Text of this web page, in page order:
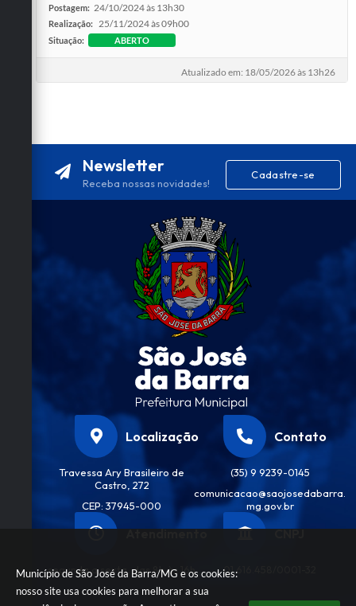
Município de São José da Barra/MG e os cookies:
nosso site usa cookies para melhorar a sua
Postagem: 24/10/2024 às 13h30
Realização: 25/11/2024 às 09h00
Situação: ABERTO
Atualizado em: 18/05/2026 às 13h26
Newsletter
Receba nossas novidades!
Cadastre-se
Localização
Travessa Ary Brasileiro de
Castro, 272
CEP: 37945-000
Contato
(35) 9 9239-0145
comunicacao@saojosedabarra.
mg.gov.br
Atendimento
segunda a sexta, das 8h às 16h
CNPJ
01.616.458/0001-32